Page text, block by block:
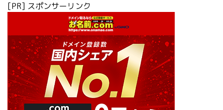
[PR] スポンサーリンク